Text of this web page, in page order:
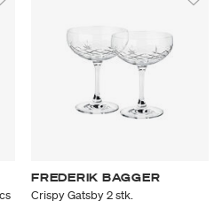
FREDERIK BAGGER
Crispy Gatsby 2 stk.